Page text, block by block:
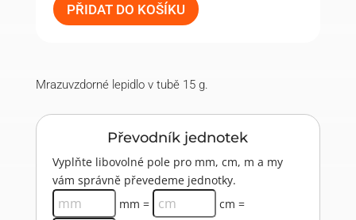
PŘIDAT DO KOŠÍKU
Mrazuvzdorné lepidlo v tubě 15 g.
Převodník jednotek
Vyplňte libovolné pole pro mm, cm, m a my
vám správně převedeme jednotky.
mm =
cm =